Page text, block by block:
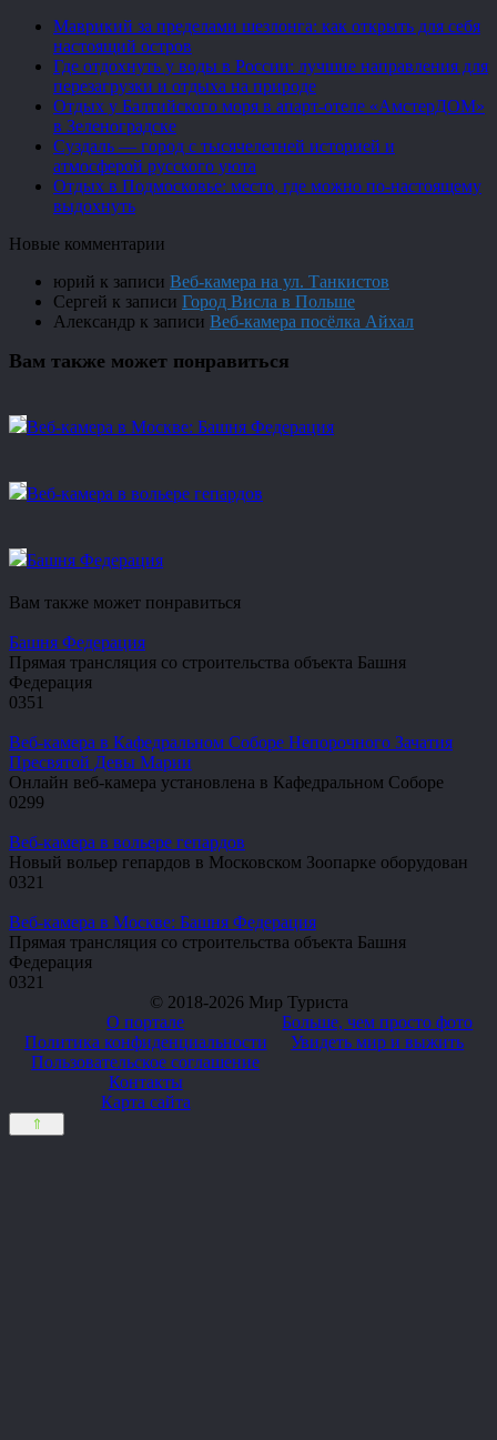
Маврикий за пределами шезлонга: как открыть для себя
настоящий остров
Где отдохнуть у воды в России: лучшие направления для
перезагрузки и отдыха на природе
Отдых у Балтийского моря в апарт-отеле «АмстерДОМ»
в Зеленоградске
Суздаль — город с тысячелетней историей и
атмосферой русского уюта
Отдых в Подмосковье: место, где можно по-настоящему
выдохнуть
Новые комментарии
юрий к записи Веб-камера на ул. Танкистов
Сергей к записи Город Висла в Польше
Александр к записи Веб-камера посёлка Айхал
Вам также может понравиться
Веб-камера в Москве: Башня Федерация
Веб-камера в вольере гепардов
Башня Федерация
Вам также может понравиться
Башня Федерация
Прямая трансляция со строительства объекта Башня
Федерация
0351
Веб-камера в Кафедральном Соборе Непорочного Зачатия
Пресвятой Девы Марии
Онлайн веб-камера установлена в Кафедральном Соборе
0299
Веб-камера в вольере гепардов
Новый вольер гепардов в Московском Зоопарке оборудован
0321
Веб-камера в Москве: Башня Федерация
Прямая трансляция со строительства объекта Башня
Федерация
0321
© 2018-2026 Мир Туриста
О портале
Политика конфиденциальности
Пользовательское соглашение
Контакты
Карта сайта
Больше, чем просто фото
Увидеть мир и выжить